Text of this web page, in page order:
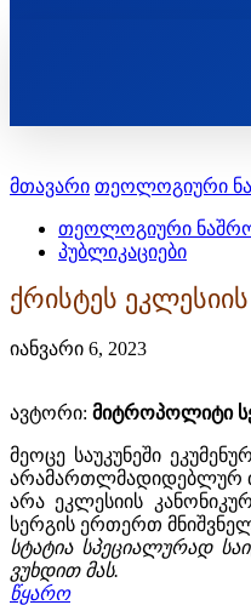
მთავარი თეოლოგიური
თეოლოგიური
პუბლიკაციები
ქრისტეს
იანვარი 6, 2023
ავტორი: მიტროპოლიტი
მეოცე საუკუნეში
არამართლმადიდებლურ
არა ეკლესიის
სერგის ერთერთ
სტატია სპეციალურად
ვუხდით მას.
წყარო